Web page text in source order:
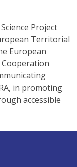
Science Project
Territorial
European
in promoting
accessible